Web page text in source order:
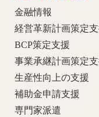
金融情報
経営革新計画策定
BCP策定支援
事業承継計画策定
生産性向上の支援
補助金申請支援
専門家派遣